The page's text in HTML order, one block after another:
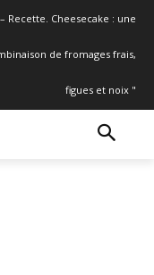
Recette. Cheesecake : une
de fromages frais,
figues et noix "